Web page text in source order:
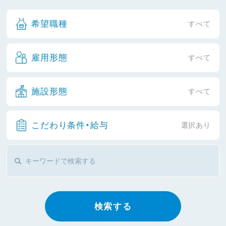
希望職種 すべて
雇用形態 すべて
施設形態 すべて
こだわり条件・給与 選択あり
検索する